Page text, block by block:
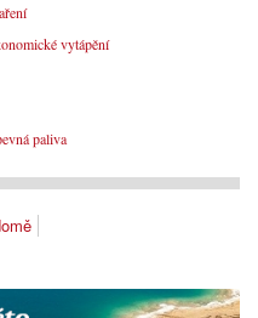
vytápění
paliva